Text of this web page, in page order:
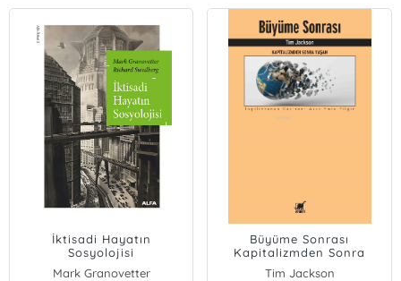
İktisadi Hayatın
Sosyolojisi
Mark Granovetter
Büyüme Sonrası
Kapitalizmden Sonra
Yaşam
Tim Jackson